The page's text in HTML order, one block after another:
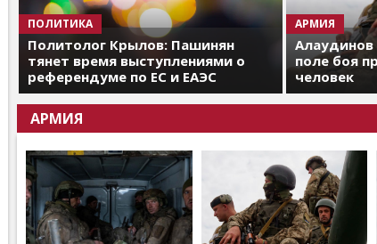
ПОЛИТИКА
Политолог Крылов: Пашинян
тянет время выступлениями о
референдуме по ЕС и ЕАЭС
АРМИЯ
Алаудинов
поле боя
человек
АРМИЯ